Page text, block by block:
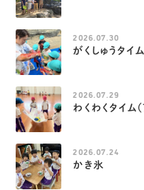
2026.07.30
がくしゅうタイ
2026.07.29
わくわくタイム
2026.07.24
かき氷